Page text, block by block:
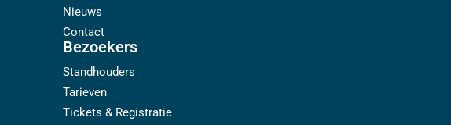
Nieuws
Contact
Bezoekers
Standhouders
Tarieven
Tickets & Registratie